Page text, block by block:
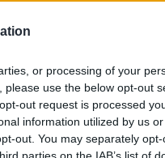
or processing of your
use the below opt-out
out request is processed
information utilized by us
out. You may separately
BAZÁR VÁRKERT
– séta a
három
blogon azok